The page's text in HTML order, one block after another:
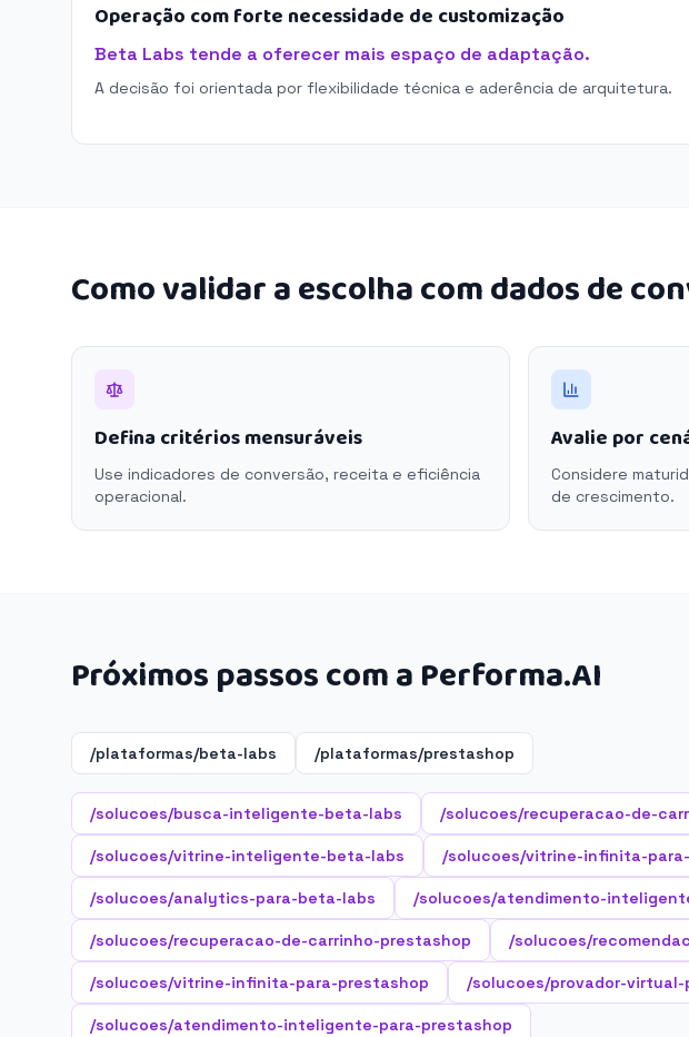
Operação com forte necessidade de customização
Beta Labs tende a oferecer mais espaço de adaptação.
A decisão foi orientada por flexibilidade técnica e aderência de arquitetura.
Como validar a escolha com dados de
Defina critérios mensuráveis
Use indicadores de conversão, receita e eficiência
operacional.
Avalie por
Considere
de crescimento.
Próximos passos com a Performa.AI
/plataformas/beta-labs /plataformas/prestashop
/solucoes/busca-inteligente-beta-labs /solucoes/recuperacao-de-
/solucoes/vitrine-inteligente-beta-labs /solucoes/vitrine-infinita-
/solucoes/analytics-para-beta-labs /solucoes/atendimento-
/solucoes/recuperacao-de-carrinho-prestashop /solucoes/
/solucoes/vitrine-infinita-para-prestashop /solucoes/provador-
/solucoes/atendimento-inteligente-para-prestashop